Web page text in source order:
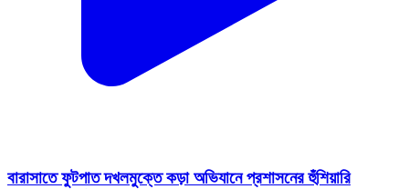
বারাসাতে ফুটপাত দখলমুক্তে কড়া অভিযানে প্রশাসনের হুঁশিয়ারি